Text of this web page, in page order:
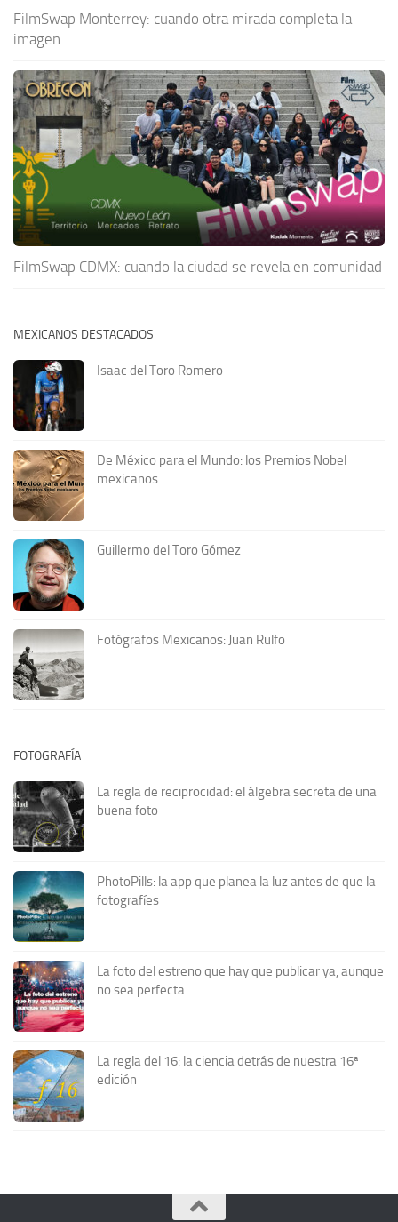
FilmSwap Monterrey: cuando otra mirada completa la
imagen
FilmSwap CDMX: cuando la ciudad se revela en comunidad
MEXICANOS DESTACADOS
Isaac del Toro Romero
De México para el Mundo: los Premios Nobel
mexicanos
Guillermo del Toro Gómez
Fotógrafos Mexicanos: Juan Rulfo
FOTOGRAFÍA
La regla de reciprocidad: el álgebra secreta de una
buena foto
PhotoPills: la app que planea la luz antes de que la
fotografíes
La foto del estreno que hay que publicar ya, aunque
no sea perfecta
La regla del 16: la ciencia detrás de nuestra 16ª
edición